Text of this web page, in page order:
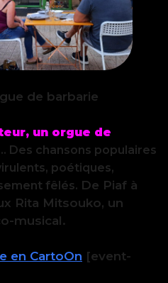
de barbarie
un orgue de
Des chansons populaires
poétiques,
fêlés. De Piaf à
Rita Mitsouko, un
musical.
en CartoOn [event-